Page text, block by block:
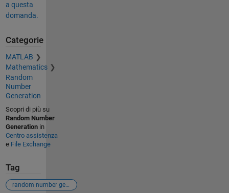
a questa
domanda.
Categorie
MATLAB
Mathematics
Random
Number
Generation
Scopri di più su
Random Number
Generationin
Centro assistenza
e File Exchange
Tag
random number generator